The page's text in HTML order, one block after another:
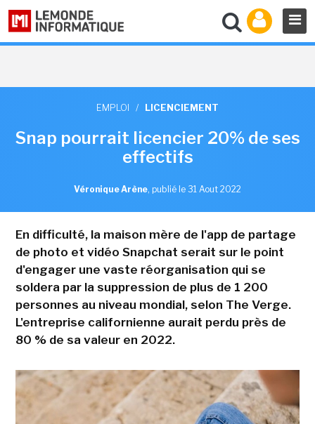
EMPLOI / LICENCIEMENT
Snap pourrait licencier 20% de ses
effectifs
Véronique Arène, publié le 31 Aout 2022
En difficulté, la maison mère de l'app de partage
de photo et vidéo Snapchat serait sur le point
d'engager une vaste réorganisation qui se
soldera par la suppression de plus de 1 200
personnes au niveau mondial, selon The Verge.
L'entreprise californienne aurait perdu près de
80 % de sa valeur en 2022.